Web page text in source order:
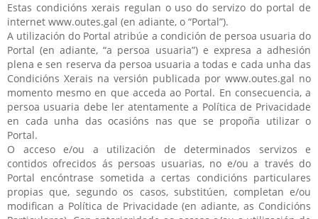
Estas condicións xerais regulan o uso do servizo do portal de
internet www.outes.gal (en adiante, o “Portal”).
A utilización do Portal atribúe a condición de persoa usuaria do
Portal (en adiante, “a persoa usuaria”) e expresa a adhesión
plena e sen reserva da persoa usuaria a todas e cada unha das
Condicións Xerais na versión publicada por www.outes.gal no
momento mesmo en que acceda ao Portal. En consecuencia, a
persoa usuaria debe ler atentamente a Política de Privacidade
en cada unha das ocasións nas que se propoña utilizar o
Portal.
O acceso e/ou a utilización de determinados servizos e
contidos ofrecidos ás persoas usuarias, no e/ou a través do
Portal encóntrase sometida a certas condicións particulares
propias que, segundo os casos, substitúen, completan e/ou
modifican a Política de Privacidade (en adiante, as Condicións